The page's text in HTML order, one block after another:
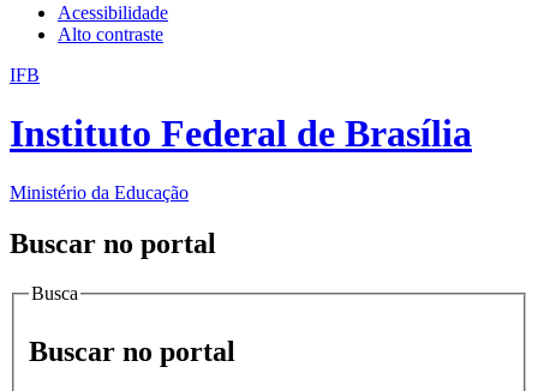
Acessibilidade
Alto contraste
IFB
Instituto Federal de Brasília
Ministério da Educação
Buscar no portal
Busca
Buscar no portal